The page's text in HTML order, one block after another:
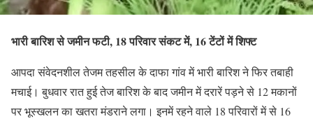
भारी बारिश से जमीन फटी, 18 परिवार संकट में, 16 टेंटों में शिफ्ट
आपदा संवेदनशील तेजम तहसील के दाफा गांव में भारी बारिश ने फिर तबाही
मचाई। बुधवार रात हुई तेज बारिश के बाद जमीन में दरारें पड़ने से 12 मकानों
पर भूस्खलन का खतरा मंडराने लगा। इनमें रहने वाले 18 परिवारों में से 16